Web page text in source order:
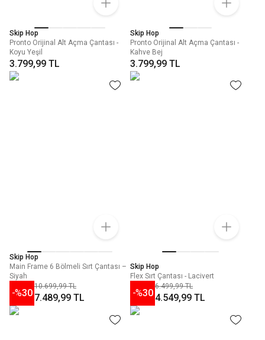
Skip Hop
Pronto Orijinal Alt Açma Çantası -
Koyu Yeşil
3.799,99 TL
Skip Hop
Pronto Orijinal Alt Açma Çantası -
Kahve Bej
3.799,99 TL
Skip Hop
Main Frame 6 Bölmeli Sırt Çantası –
Siyah
-%30
10.699,99 TL
7.489,99 TL
Skip Hop
Flex Sırt Çantası - Lacivert
-%30
6.499,99 TL
4.549,99 TL